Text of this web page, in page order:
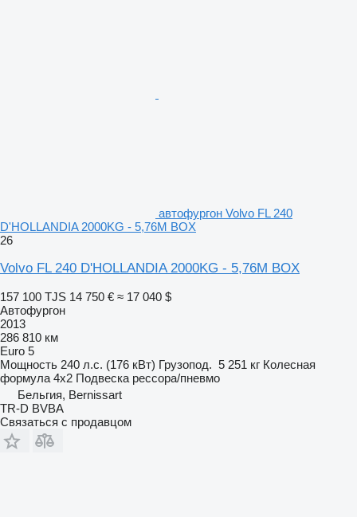
автофургон Volvo FL 240
D'HOLLANDIA 2000KG - 5,76M BOX
26
Volvo FL 240 D'HOLLANDIA 2000KG - 5,76M BOX
157 100 TJS 14 750 € ≈ 17 040 $
Автофургон
2013
286 810 км
Euro 5
Мощность 240 л.с. (176 кВт) Грузопод. 5 251 кг Колесная
формула 4x2 Подвеска рессора/пневмо
Бельгия, Bernissart
TR-D BVBA
Связаться с продавцом